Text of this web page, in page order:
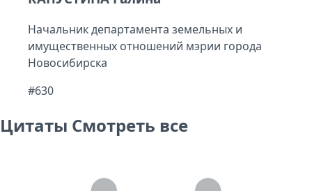
Начальник департамента земельных и
имущественных отношений мэрии города
Новосибирска
#630
Цитаты Смотреть все